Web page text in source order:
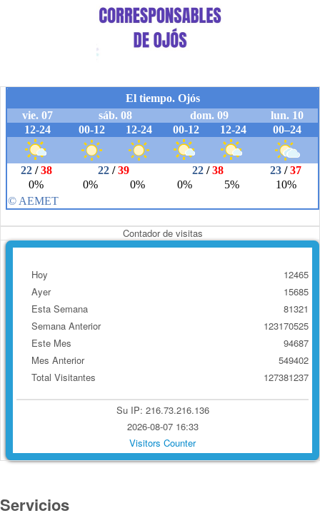
Contador de visitas
Hoy
Ayer
Esta Semana
Semana Anterior
Este Mes
Mes Anterior
Total Visitantes
12465
15685
81321
123170525
94687
549402
127381237
Su IP: 216.73.216.136
2026-08-07 16:33
Visitors Counter
Servicios